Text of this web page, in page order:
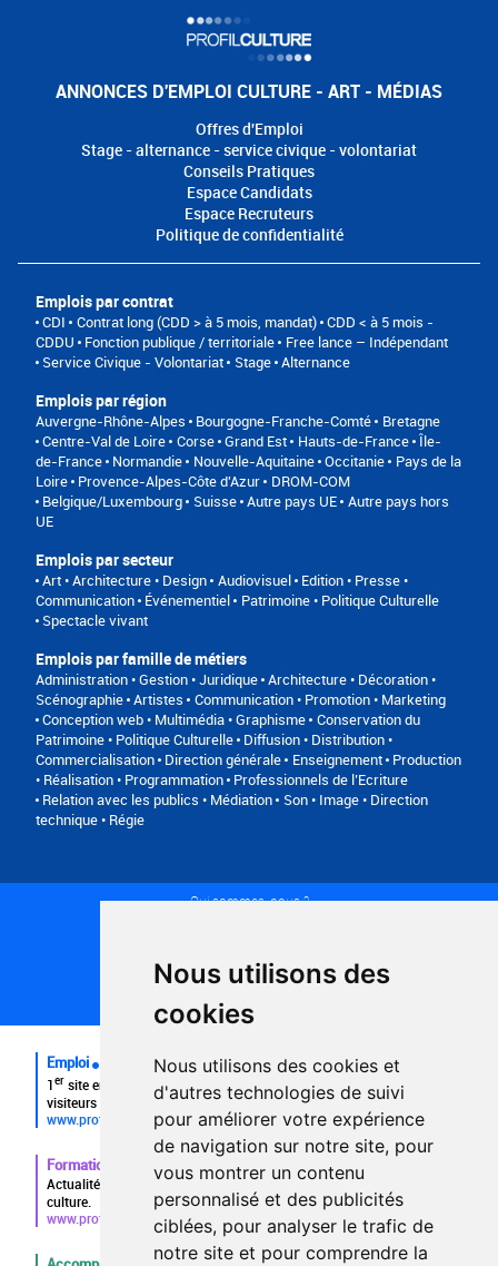
Nous utilisons des
cookies
Nous utilisons des cookies et
d'autres technologies de suivi
pour améliorer votre expérience
de navigation sur notre site, pour
vous montrer un contenu
personnalisé et des publicités
ciblées, pour analyser le trafic de
notre site et pour comprendre la
ANNONCES D'EMPLOI CULTURE - ART - MÉDIAS
Offres d'Emploi
Stage - alternance - service civique - volontariat
Conseils Pratiques
Espace Candidats
Espace Recruteurs
Politique de confidentialité
Emplois par contrat
CDI Contrat long (CDD > à 5 mois, mandat) CDD < à 5 mois -
CDDU
Fonction publique / territoriale
Free lance – Indépendant
Service Civique - Volontariat
Stage Alternance
Emplois par région
Auvergne-Rhône-Alpes Bourgogne-Franche-Comté
Bretagne
Centre-Val de Loire Corse Grand Est Hauts-de-France Île-
de-France Normandie Nouvelle-Aquitaine Occitanie
Pays de la
Loire Provence-Alpes-Côte d'Azur
DROM-COM
Belgique/Luxembourg
Suisse Autre pays UE Autre pays hors
UE
Emplois par secteur
Art • Architecture • Design Audiovisuel Edition • Presse •
Communication Événementiel
Patrimoine • Politique Culturelle
Spectacle vivant
Emplois par famille de métiers
Administration • Gestion • Juridique Architecture • Décoration •
Scénographie Artistes
Communication • Promotion • Marketing
Conception web • Multimédia • Graphisme Conservation du
Patrimoine • Politique Culturelle Diffusion • Distribution •
Commercialisation Direction générale Enseignement Production
• Réalisation • Programmation Professionnels de l’Ecriture
Relation avec les publics • Médiation
Son • Image • Direction
technique • Régie
Qui sommes-nous ?
Plan du site
FAQ recruteurs
FAQ
Emploi
1er site emploi du secteur culturel 784.000 visites et 230.000
visiteurs uniques par mois.
www.profilculture.com
Formation
Actualités, guide et annuaire des formations aux métiers de la
culture.
www.profilculture-formation.com